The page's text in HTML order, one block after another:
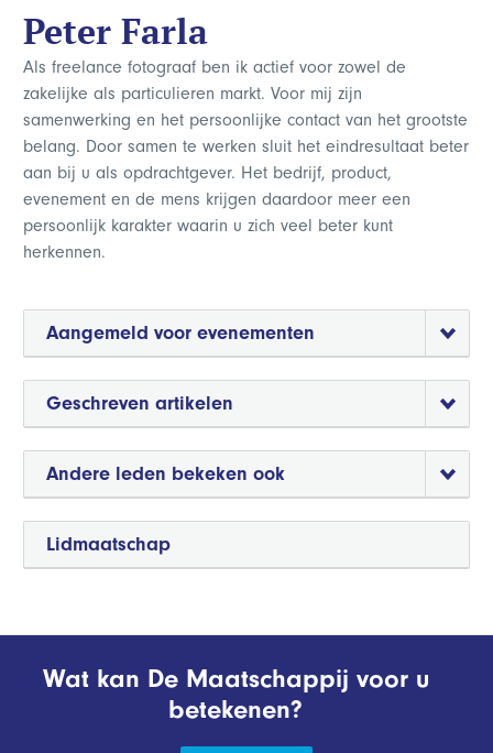
Lidmaatschap
Peter Farla
Als freelance fotograaf ben ik actief voor zowel de
zakelijke als particulieren markt. Voor mij zijn
samenwerking en het persoonlijke contact van het grootste
belang. Door samen te werken sluit het eindresultaat beter
aan bij u als opdrachtgever. Het bedrijf, product,
evenement en de mens krijgen daardoor meer een
persoonlijk karakter waarin u zich veel beter kunt
herkennen.
Aangemeld voor evenementen
Geschreven artikelen
Andere leden bekeken ook
Wat kan De Maatschappij voor u
betekenen?